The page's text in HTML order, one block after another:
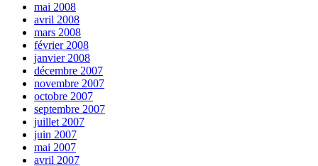
mai 2008
avril 2008
mars 2008
février 2008
janvier 2008
décembre 2007
novembre 2007
octobre 2007
septembre 2007
juillet 2007
juin 2007
mai 2007
avril 2007